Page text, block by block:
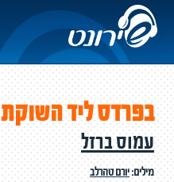
בפרדס ליד השוקת
עמוס ברזל
מילים:יורם טהרלב